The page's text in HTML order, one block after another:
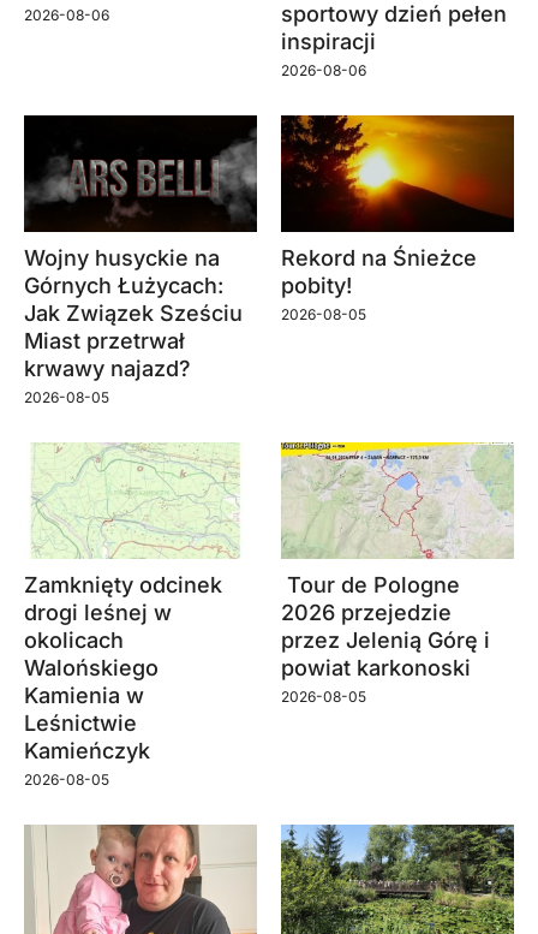
2026-08-06
sportowy dzień pełen
inspiracji
2026-08-06
Wojny husyckie na
Górnych Łużycach:
Jak Związek Sześciu
Miast przetrwał
krwawy najazd?
2026-08-05
Rekord na Śnieżce
pobity!
2026-08-05
Zamknięty odcinek
drogi leśnej w
okolicach
Walońskiego
Kamienia w
Leśnictwie
Kamieńczyk
2026-08-05
Tour de Pologne
2026 przejedzie
przez Jelenią Górę i
powiat karkonoski
2026-08-05